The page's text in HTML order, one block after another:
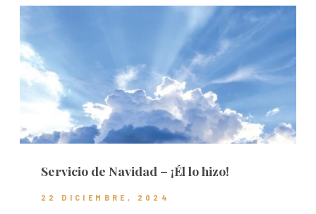
Servicio de Navidad – ¡Él lo hizo!
22 DICIEMBRE, 2024